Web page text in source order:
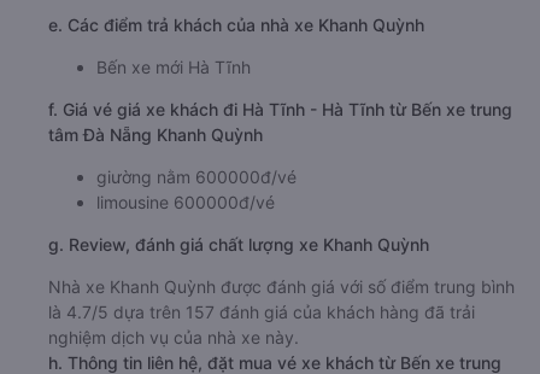
e. Các điểm trả khách của nhà xe Khanh Quỳnh
Bến xe mới Hà Tĩnh
f. Giá vé giá xe khách đi Hà Tĩnh - Hà Tĩnh từ Bến xe trung
tâm Đà Nẵng Khanh Quỳnh
giường nằm 600000đ/vé
limousine 600000đ/vé
g. Review, đánh giá chất lượng xe Khanh Quỳnh
Nhà xe Khanh Quỳnh được đánh giá với số điểm trung bình
là 4.7/5 dựa trên 157 đánh giá của khách hàng đã trải
nghiệm dịch vụ của nhà xe này.
h. Thông tin liên hệ, đặt mua vé xe khách từ Bến xe trung